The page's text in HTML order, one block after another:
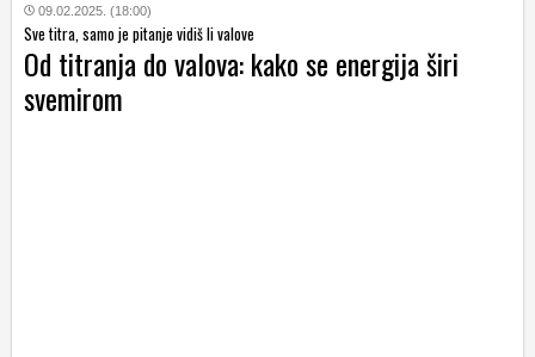
09.02.2025. (18:00)
Sve titra, samo je pitanje vidiš li valove
Od titranja do valova: kako se energija širi
svemirom